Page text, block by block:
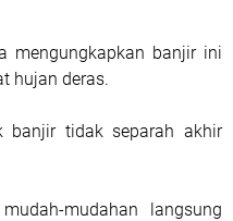
mengungkapkan banjir ini
hujan deras.
banjir tidak separah akhir
mudahan langsung